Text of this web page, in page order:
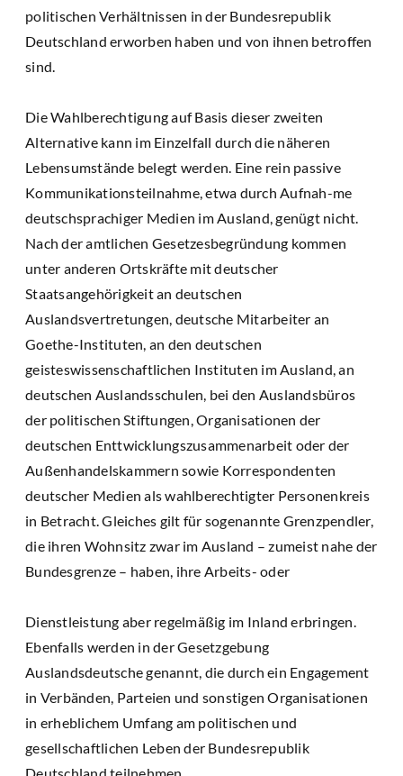
politischen Verhältnissen in der Bundesrepublik
Deutschland erworben haben und von ihnen betroffen
sind.
Die Wahlberechtigung auf Basis dieser zweiten
Alternative kann im Einzelfall durch die näheren
Lebensumstände belegt werden. Eine rein passive
Kommunikationsteilnahme, etwa durch Aufnah-me
deutschsprachiger Medien im Ausland, genügt nicht.
Nach der amtlichen Gesetzesbegründung kommen
unter anderen Ortskräfte mit deutscher
Staatsangehörigkeit an deutschen
Auslandsvertretungen, deutsche Mitarbeiter an
Goethe-Instituten, an den deutschen
geisteswissenschaftlichen Instituten im Ausland, an
deutschen Auslandsschulen, bei den Auslandsbüros
der politischen Stiftungen, Organisationen der
deutschen Enttwicklungszusammenarbeit oder der
Außenhandelskammern sowie Korrespondenten
deutscher Medien als wahlberechtigter Personenkreis
in Betracht. Gleiches gilt für sogenannte Grenzpendler,
die ihren Wohnsitz zwar im Ausland – zumeist nahe der
Bundesgrenze – haben, ihre Arbeits- oder
Dienstleistung aber regelmäßig im Inland erbringen.
Ebenfalls werden in der Gesetzgebung
Auslandsdeutsche genannt, die durch ein Engagement
in Verbänden, Parteien und sonstigen Organisationen
in erheblichem Umfang am politischen und
gesellschaftlichen Leben der Bundesrepublik
Deutschland teilnehmen.